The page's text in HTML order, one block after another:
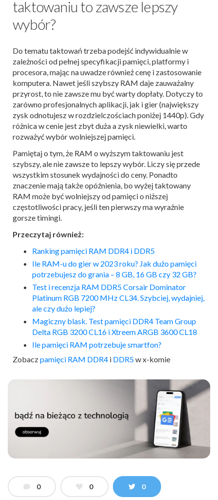
taktowaniu to zawsze lepszy
wybór?
Do tematu taktowań trzeba podejść indywidualnie w
zależności od pełnej specyfikacji pamięci, platformy i
procesora, mając na uwadze również cenę i zastosowanie
komputera. Nawet jeśli szybszy RAM daje zauważalny
przyrost, to nie zawsze mu być warty dopłaty. Dotyczy to
zarówno profesjonalnych aplikacji, jak i gier (największy
zysk odnotujesz w rozdzielczościach poniżej 1440p). Gdy
różnica w cenie jest zbyt duża a zysk niewielki, warto
rozważyć wybór wolniejszej pamięci.
Pamiętaj o tym, że RAM o wyższym taktowaniu jest
szybszy, ale nie zawsze to lepszy wybór. Liczy się przede
wszystkim stosunek wydajności do ceny. Ponadto
znaczenie mają także opóźnienia, bo wyżej taktowany
RAM może być wolniejszy od pamięci o niższej
częstotliwości pracy, jeśli ten pierwszy ma wyraźnie
gorsze timingi.
Przeczytaj również:
Ranking pamięci RAM DDR4 i DDR5
Ile RAM-u do gier w 2023 roku? Jak dużo pamięci
potrzebujesz do grania – 8 GB, 16 GB czy 32 GB?
Test i recenzja RAM DDR5 Corsair Dominator
Platinum RGB 7200 MHz CL34. Szybciej, wydajniej,
ale czy dużo lepiej?
Magiczny blask. Test pamięci DDR4 Team Group
Delta RGB 3200 CL16 i Xtreem ARGB 3600 CL18
Ile pamięci RAM potrzebuje smartfon?
Zobaczpamięci RAM DDR4 i DDR5w x-komie
0 0 0